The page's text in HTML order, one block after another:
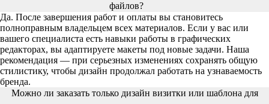
файлов?
Да. После завершения работ и оплаты вы становитесь
полноправным владельцем всех материалов. Если у вас или
вашего специалиста есть навыки работы в графических
редакторах, вы адаптируете макеты под новые задачи. Наша
рекомендация — при серьезных изменениях сохранять общую
стилистику, чтобы дизайн продолжал работать на узнаваемость
бренда.
Можно ли заказать только дизайн визитки или шаблона для